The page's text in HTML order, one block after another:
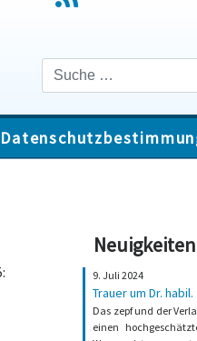
9. Juli 2024
Trauer um Dr.
Das zepf und der
einen